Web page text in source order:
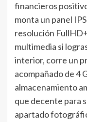
financieros
monta un panel
resolución
multimedia si
interior, corre un
acompañado de 4
almacenamiento
que decente para
apartado